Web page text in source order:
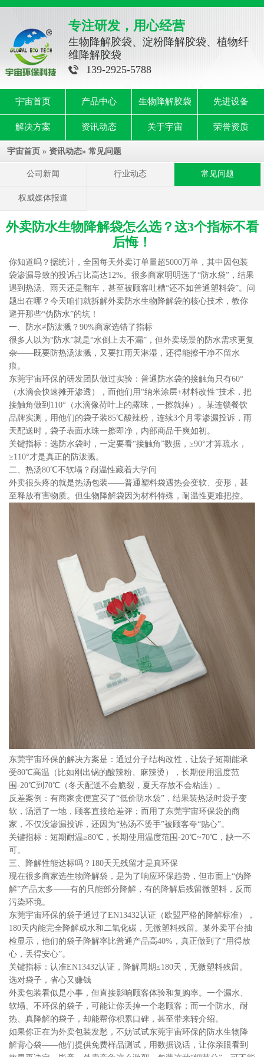
专注研发，用心经营
生物降解胶袋、淀粉降解胶袋、植物纤
维降解胶袋
139-2925-5788
宇宙首页 产品中心 生物降解胶袋 先进设备
解决方案 资讯动态 关于宇宙 荣誉资质
宇宙首页 » 资讯动态» 常见问题
公司新闻 行业动态 常见问题
权威媒体报道
外卖防水生物降解袋怎么选？这3个指标不看
后悔！
你知道吗？据统计，全国每天外卖订单量超5000万单，其中因包装
袋渗漏导致的投诉占比高达12%。很多商家明明选了“防水袋”，结果
遇到热汤、雨天还是翻车，甚至被顾客吐槽“还不如普通塑料袋”。问
题出在哪？今天咱们就拆解外卖防水生物降解袋的核心技术，教你
避开那些“伪防水”的坑！
一、防水≠防泼溅？90%商家选错了指标
很多人以为“防水”就是“水倒上去不漏”，但外卖场景的防水需求更复
杂——既要防热汤泼溅，又要扛雨天淋湿，还得能擦干净不留水
痕。
东莞宇宙环保的研发团队做过实验：普通防水袋的接触角只有60°
（水滴会快速摊开渗透），而他们用“纳米涂层+材料改性”技术，把
接触角做到110°（水滴像荷叶上的露珠，一擦就掉）。某连锁餐饮
品牌实测，用他们的袋子装85℃酸辣粉，连续3个月零渗漏投诉，雨
天配送时，袋子表面水珠一擦即净，内部商品干爽如初。
关键指标：选防水袋时，一定要看“接触角”数据，≥90°才算疏水，
≥110°才是真正的防泼溅。
二、热汤80℃不软塌？耐温性藏着大学问
外卖很头疼的就是热汤包装——普通塑料袋遇热会变软、变形，甚
至释放有害物质。但生物降解袋因为材料特殊，耐温性更难把控。
东莞宇宙环保的解决方案是：通过分子结构改性，让袋子短期能承
受80℃高温（比如刚出锅的酸辣粉、麻辣烫），长期使用温度范
围-20℃到70℃（冬天配送不会脆裂，夏天存放不会粘连）。
反差案例：有商家贪便宜买了“低价防水袋”，结果装热汤时袋子变
软，汤洒了一地，顾客直接给差评；而用了东莞宇宙环保袋的商
家，不仅没渗漏投诉，还因为“热汤不烫手”被顾客夸“贴心”。
关键指标：短期耐温≥80℃，长期使用温度范围-20℃~70℃，缺一不
可。
三、降解性能达标吗？180天无残留才是真环保
现在很多商家选生物降解袋，是为了响应环保趋势，但市面上“伪降
解”产品太多——有的只能部分降解，有的降解后残留微塑料，反而
污染环境。
东莞宇宙环保的袋子通过了EN13432认证（欧盟严格的降解标准），
180天内能完全降解成水和二氧化碳，无微塑料残留。某外卖平台抽
检显示，他们的袋子降解率比普通产品高40%，真正做到了“用得放
心，丢得安心”。
关键指标：认准EN13432认证，降解周期≤180天，无微塑料残留。
选对袋子，省心又赚钱
外卖包装看似是小事，但直接影响顾客体验和复购率。一个漏水、
软塌、不环保的袋子，可能让你丢掉一个老顾客；而一个防水、耐
热、真降解的袋子，却能帮你积累口碑，甚至带来转介绍。
如果你正在为外卖包装发愁，不妨试试东莞宇宙环保的防水生物降
解背心袋——他们提供免费样品测试，用数据说话，让你亲眼看到